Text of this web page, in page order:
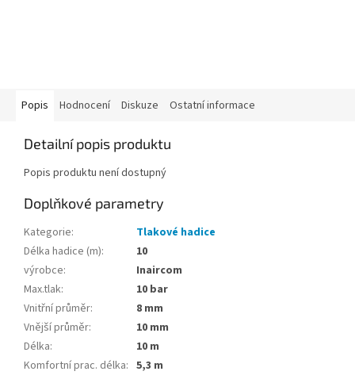
Popis Hodnocení Diskuze Ostatní informace
Detailní popis produktu
Popis produktu není dostupný
Doplňkové parametry
Kategorie:
Tlakové hadice
Délka hadice (m):
10
výrobce:
Inaircom
Max.tlak:
10 bar
Vnitřní průměr:
8 mm
Vnější průměr:
10 mm
Délka:
10 m
Komfortní prac. délka: 5,3 m